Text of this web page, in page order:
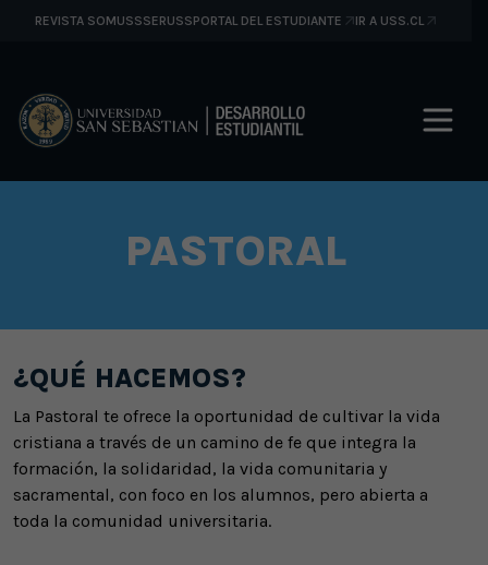
REVISTA SOMUSSSERUSSPORTAL DEL ESTUDIANTE IR A USS.CL
PASTORAL
¿QUÉ HACEMOS?
La Pastoral te ofrece la oportunidad de cultivar la vida
cristiana a través de un camino de fe que integra la
formación, la solidaridad, la vida comunitaria y
sacramental, con foco en los alumnos, pero abierta a
toda la comunidad universitaria.